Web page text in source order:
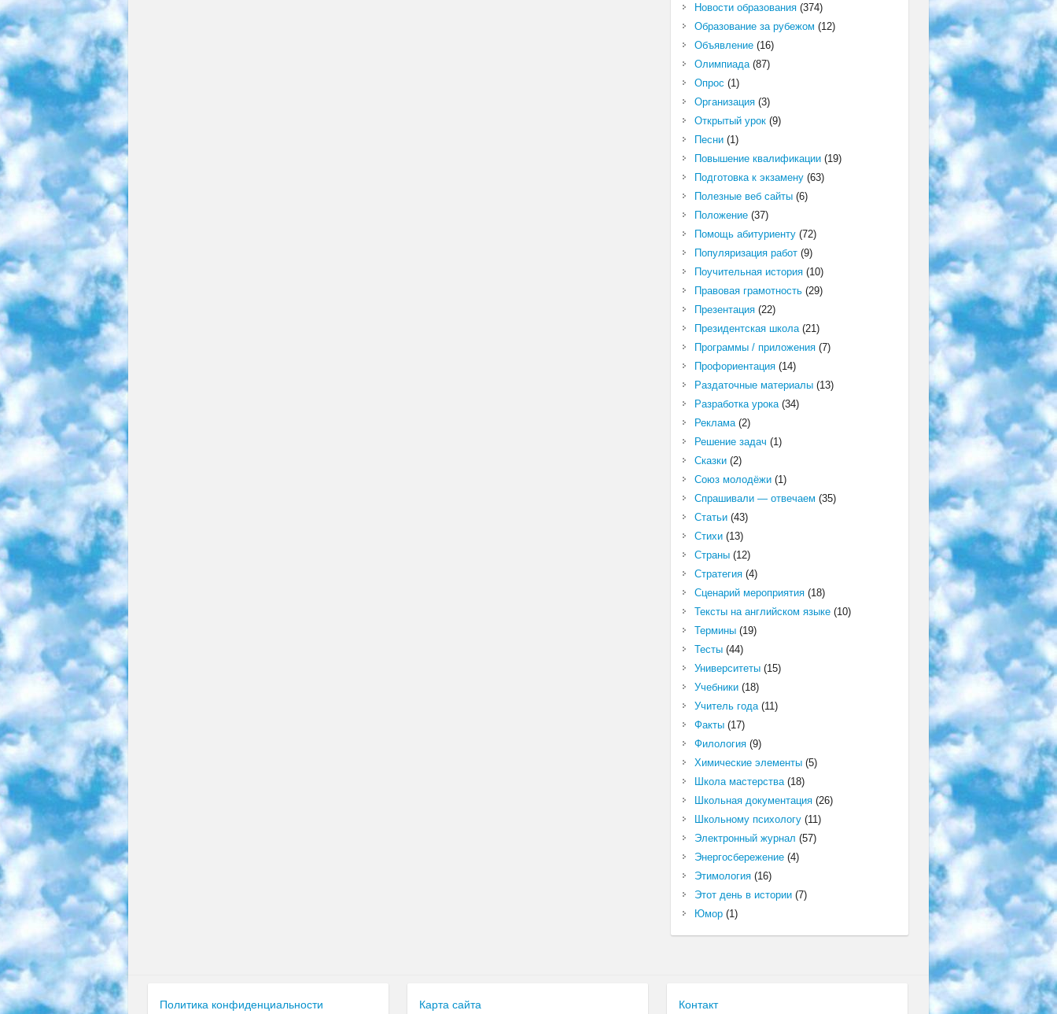
Новости образования(374)
Образование за рубежом (12)
Объявление(16)
Олимпиада(87)
Опрос (1)
Организация(3)
Открытый урок(9)
Песни(1)
Повышение квалификации(19)
Подготовка к экзамену(63)
Полезные веб сайты(6)
Положение(37)
Помощь абитуриенту(72)
Популяризация работ(9)
Поучительная история(10)
Правовая грамотность(29)
Презентация(22)
Президентская школа(21)
Программы / приложения(7)
Профориентация(14)
Раздаточные материалы(13)
Разработка урока(34)
Реклама(2)
Решение задач (1)
Сказки(2)
Союз молодёжи(1)
Спрашивали — отвечаем (35)
Статьи(43)
Стихи(13)
Страны(12)
Стратегия(4)
Сценарий мероприятия(18)
Тексты на английском языке(10)
Термины(19)
Тесты(44)
Университеты(15)
Учебники(18)
Учитель года(11)
Факты(17)
Филология(9)
Химические элементы(5)
Школа мастерства(18)
Школьная документация(26)
Школьному психологу(11)
Электронный журнал (57)
Энергосбережение(4)
Этимология(16)
Этот день в истории(7)
Юмор(1)
Политика конфиденциальности Карта сайта Контакт